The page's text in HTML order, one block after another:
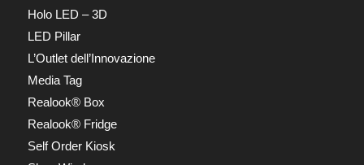
Holo LED – 3D
LED Pillar
L’Outlet dell’Innovazione
Media Tag
Realook® Box
Realook® Fridge
Self Order Kiosk